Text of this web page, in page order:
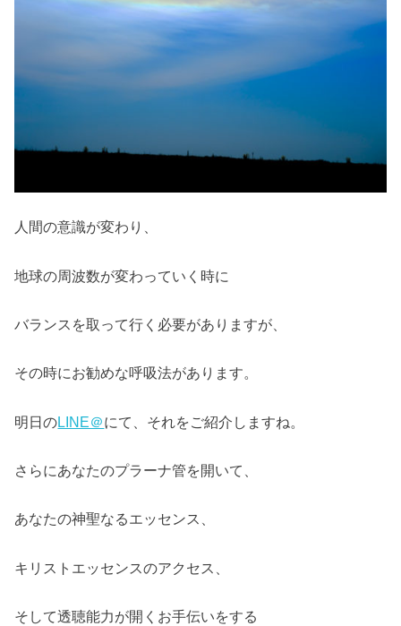
人間の意識が変わり、
地球の周波数が変わっていく時に
バランスを取って行く必要がありますが、
その時にお勧めな呼吸法があります。
明日のLINE＠にて、それをご紹介しますね。
さらにあなたのプラーナ管を開いて、
あなたの神聖なるエッセンス、
キリストエッセンスのアクセス、
そして透聴能力が開くお手伝いをする